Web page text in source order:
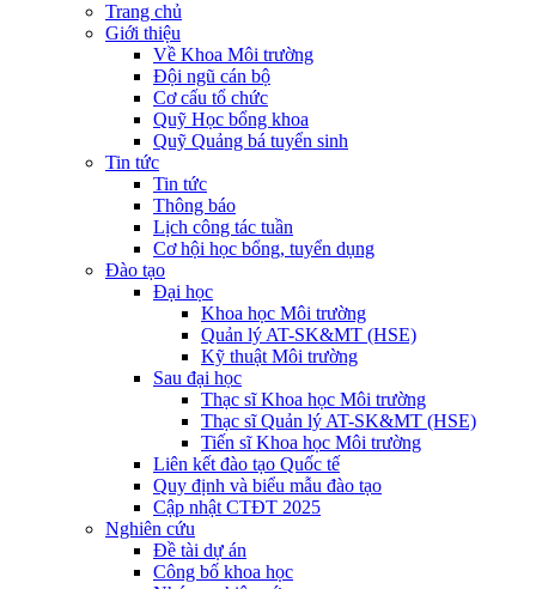
Trang chủ
Giới thiệu
Về Khoa Môi trường
Đội ngũ cán bộ
Cơ cấu tổ chức
Quỹ Học bổng khoa
Quỹ Quảng bá tuyển sinh
Tin tức
Tin tức
Thông báo
Lịch công tác tuần
Cơ hội học bổng, tuyển dụng
Đào tạo
Đại học
Khoa học Môi trường
Quản lý AT-SK&MT (HSE)
Kỹ thuật Môi trường
Sau đại học
Thạc sĩ Khoa học Môi trường
Thạc sĩ Quản lý AT-SK&MT (HSE)
Tiến sĩ Khoa học Môi trường
Liên kết đào tạo Quốc tế
Quy định và biểu mẫu đào tạo
Cập nhật CTĐT 2025
Nghiên cứu
Đề tài dự án
Công bố khoa học